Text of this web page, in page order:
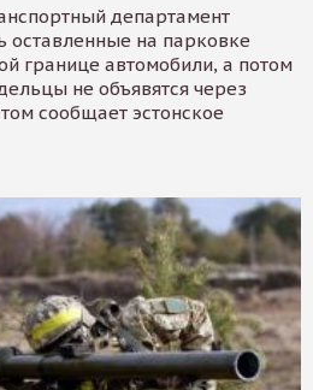
департамент
оставленные на парковке
границе автомобили, а потом
не объявятся через
сообщает эстонское